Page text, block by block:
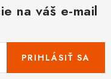
na váš e-mail
PRIHLÁSIŤ SA